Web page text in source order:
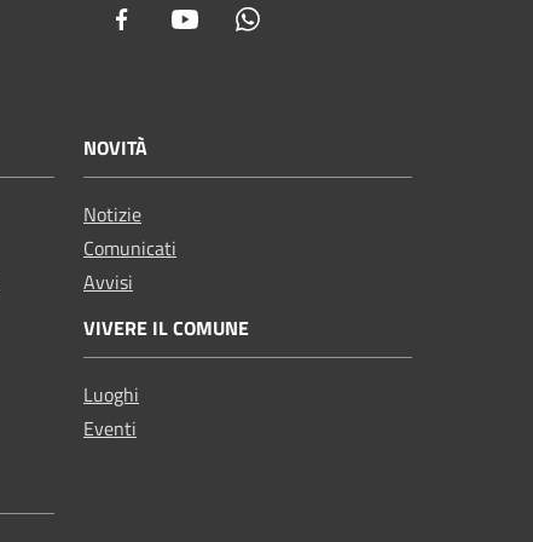
Facebook Youtube
NOVITÀ
Notizie
Comunicati
Avvisi
VIVERE IL COMUNE
Luoghi
Eventi